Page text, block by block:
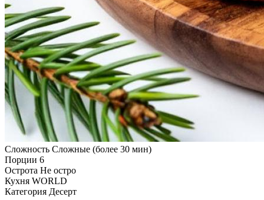
Сложность Сложные (более 30 мин)
Порции 6
Острота Не остро
Кухня WORLD
Категория Десерт